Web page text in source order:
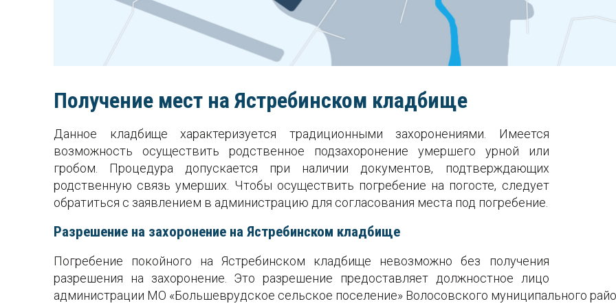
Получение мест на Ястребинском кладбище
Данное кладбище характеризуется традиционными захоронениями. Имеется
возможность осуществить родственное подзахоронение умершего урной или
гробом. Процедура допускается при наличии документов, подтверждающих
родственную связь умерших. Чтобы осуществить погребение на погосте, следует
обратиться с заявлением в администрацию для согласования места под погребение.
Разрешение на захоронение на Ястребинском кладбище
Погребение покойного на Ястребинском кладбище невозможно без получения
разрешения на захоронение. Это разрешение предоставляет должностное лицо
администрации МО «Большеврудское сельское поселение» Волосовского муниципального